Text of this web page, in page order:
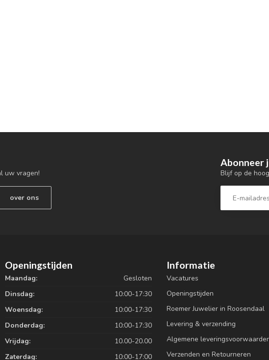
uw vragen!
over ons
Abonneer
Blijf op de
Openingstijden
Maandag:
Gesloten
Dinsdag:
10:00-17:30
Woensdag:
10:00-17:30
Donderdag:
10:00-17:30
Vrijdag:
10.00-20.00
Zaterdag:
10:00-17:00
Informatie
Vacatures
Openingstijden
Roemer Juwelier in Roosendaal
Levering & verzending
Algemene
Verzenden en Retourneren